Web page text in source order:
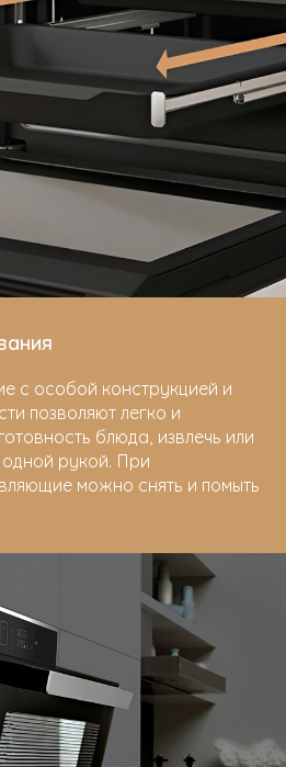
с особой конструкцией и
позволяют легко и
блюда, извлечь или
рукой. При
можно снять и помыть